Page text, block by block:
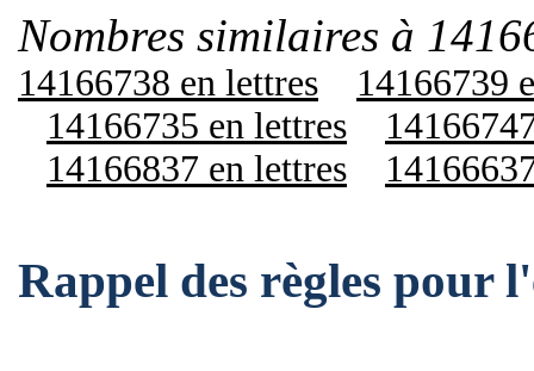
Nombres similaires à
14166738 en lettres
14166739
14166735 en lettres
14166837 en lettres
Rappel des règles pour